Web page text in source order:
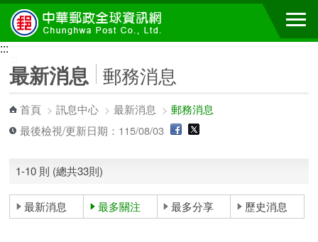
跳到主要內容區塊
:::
最新消息 郵務消息
首頁 >訊息中心 >最新消息 >郵務消息
最後檢視/更新日期：115/08/03
1-10 則 (總共33則)
最新消息 最多關注 最多分享 歷史消息